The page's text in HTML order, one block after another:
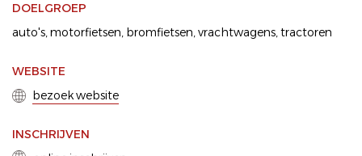
DOELGROEP
auto's motorfietsen bromfietsen vrachtwagens tractoren
WEBSITE
bezoek website
INSCHRIJVEN